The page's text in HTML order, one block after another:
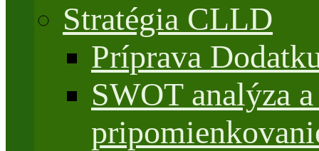
Stratégia CLLD
Príprava
SWOT analýza